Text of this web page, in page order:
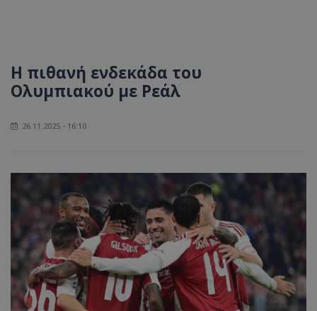
H πιθανή ενδεκάδα του
Ολυμπιακού με Ρεάλ
26.11.2025 - 16:10